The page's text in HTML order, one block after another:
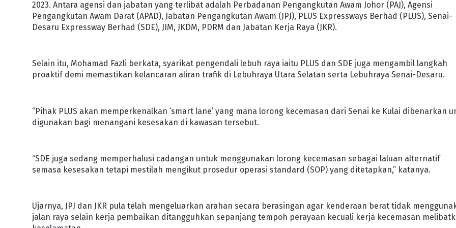
2023. Antara agensi dan jabatan yang terlibat adalah Perbadanan Pengangkutan Awam Johor (PAJ), Agensi
Pengangkutan Awam Darat (APAD), Jabatan Pengangkutan Awam (JPJ), PLUS Expressways Berhad (PLUS), Senai-
Desaru Expressway Berhad (SDE), JIM, JKDM, PDRM dan Jabatan Kerja Raya (JKR).
Selain itu, Mohamad Fazli berkata, syarikat pengendali lebuh raya iaitu PLUS dan SDE juga mengambil langkah
proaktif demi memastikan kelancaran aliran trafik di Lebuhraya Utara Selatan serta Lebuhraya Senai-Desaru.
“Pihak PLUS akan memperkenalkan ‘smart lane’ yang mana lorong kecemasan dari Senai ke Kulai dibenarkan
digunakan bagi menangani kesesakan di kawasan tersebut.
“SDE juga sedang memperhalusi cadangan untuk menggunakan lorong kecemasan sebagai laluan alternatif
semasa kesesakan tetapi mestilah mengikut prosedur operasi standard (SOP) yang ditetapkan,” katanya.
Ujarnya, JPJ dan JKR pula telah mengeluarkan arahan secara berasingan agar kenderaan berat tidak
jalan raya selain kerja pembaikan ditangguhkan sepanjang tempoh perayaan kecuali kerja kecemasan